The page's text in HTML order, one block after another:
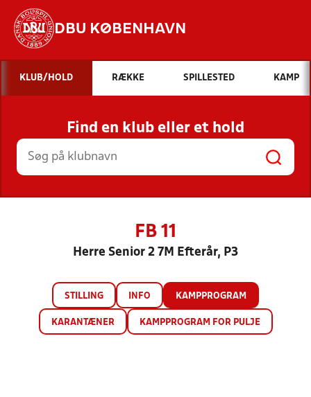
DBU KØBENHAVN
Hvad vil du søge efter?
INDHOLD OG NYHEDER
STILLINGER, RESULTATER, KLUBBER OG
HOLD
KLUB/HOLD RÆKKE SPILLESTED KAMP
Find en klub eller et hold
FB 11
Herre Senior 2 7M Efterår, P3
STILLING INFO KAMPPROGRAM
KARANTÆNER KAMPPROGRAM FOR PULJE